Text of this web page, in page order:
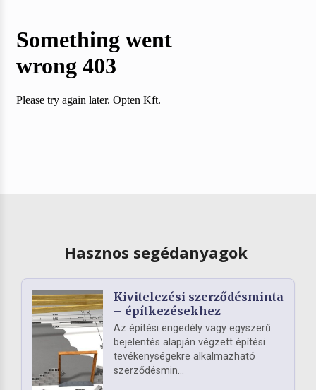
Hasznos segédanyagok
Kivitelezési szerződésminta
– építkezésekhez
Az építési engedély vagy egyszerű
bejelentés alapján végzett építési
tevékenységekre alkalmazható
szerződésmin...